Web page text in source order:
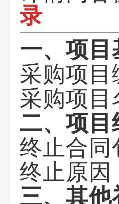
录
一、项目
采购项
采购项
二、项目
终止合
终止原因
三、其他